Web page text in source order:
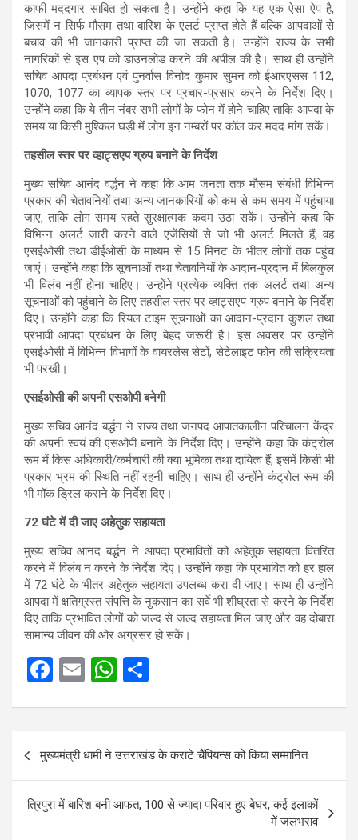
काफी मददगार साबित हो सकता है। उन्होंने कहा कि यह एक ऐसा ऐप है,
जिसमें न सिर्फ मौसम तथा बारिश के एलर्ट प्राप्त होते हैं बल्कि आपदाओं से
बचाव की भी जानकारी प्राप्त की जा सकती है। उन्होंने राज्य के सभी
नागरिकों से इस एप को डाउनलोड करने की अपील की है। साथ ही उन्होंने
सचिव आपदा प्रबंधन एवं पुनर्वास विनोद कुमार सुमन को ईआरएसस 112,
1070, 1077 का व्यापक स्तर पर प्रचार-प्रसार करने के निर्देश दिए।
उन्होंने कहा कि ये तीन नंबर सभी लोगों के फोन में होने चाहिए ताकि आपदा के
समय या किसी मुश्किल घड़ी में लोग इन नम्बरों पर कॉल कर मदद मांग सकें।
तहसील स्तर पर व्हाट्सएप ग्रुप बनाने के निर्देश
मुख्य सचिव आनंद वर्द्धन ने कहा कि आम जनता तक मौसम संबंधी विभिन्न
प्रकार की चेतावनियों तथा अन्य जानकारियों को कम से कम समय में पहुंचाया
जाए, ताकि लोग समय रहते सुरक्षात्मक कदम उठा सकें। उन्होंने कहा कि
विभिन्न अलर्ट जारी करने वाले एजेंसियों से जो भी अलर्ट मिलते हैं, वह
एसईओसी तथा डीईओसी के माध्यम से 15 मिनट के भीतर लोगों तक पहुंच
जाएं। उन्होंने कहा कि सूचनाओं तथा चेतावनियों के आदान-प्रदान में बिलकुल
भी विलंब नहीं होना चाहिए। उन्होंने प्रत्येक व्यक्ति तक अलर्ट तथा अन्य
सूचनाओं को पहुंचाने के लिए तहसील स्तर पर व्हाट्सएप ग्रुप बनाने के निर्देश
दिए। उन्होंने कहा कि रियल टाइम सूचनाओं का आदान-प्रदान कुशल तथा
प्रभावी आपदा प्रबंधन के लिए बेहद जरूरी है। इस अवसर पर उन्होंने
एसईओसी में विभिन्न विभागों के वायरलेस सेटों, सेटेलाइट फोन की सक्रियता
भी परखी।
एसईओसी की अपनी एसओपी बनेगी
मुख्य सचिव आनंद बर्द्धन ने राज्य तथा जनपद आपातकालीन परिचालन केंद्र
की अपनी स्वयं की एसओपी बनाने के निर्देश दिए। उन्होंने कहा कि कंट्रोल
रूम में किस अधिकारी/कर्मचारी की क्या भूमिका तथा दायित्व हैं, इसमें किसी भी
प्रकार भ्रम की स्थिति नहीं रहनी चाहिए। साथ ही उन्होंने कंट्रोल रूम की
भी मॉक ड्रिल कराने के निर्देश दिए।
72 घंटे में दी जाए अहेतुक सहायता
मुख्य सचिव आनंद बर्द्धन ने आपदा प्रभावितों को अहेतुक सहायता वितरित
करने में विलंब न करने के निर्देश दिए। उन्होंने कहा कि प्रभावित को हर हाल
में 72 घंटे के भीतर अहेतुक सहायता उपलब्ध करा दी जाए। साथ ही उन्होंने
आपदा में क्षतिग्रस्त संपत्ति के नुकसान का सर्वे भी शीघ्रता से करने के निर्देश
दिए ताकि प्रभावित लोगों को जल्द से जल्द सहायता मिल जाए और वह दोबारा
सामान्य जीवन की ओर अग्रसर हो सकें।
F
b
o
o
E
W
s
A
p
e
navigation
मुख्यमंत्री धामी ने उत्तराखंड के कराटे चैंपियन्स को किया सम्मानित
त्रिपुरा में बारिश बनी आफत, 100 से ज्यादा परिवार हुए बेघर, कई इलाकों
में जलभराव